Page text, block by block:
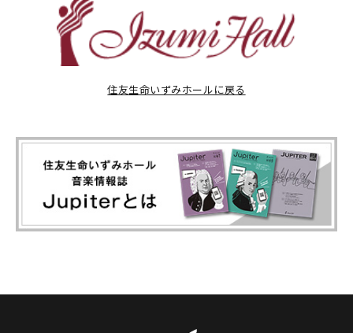
住友生命いずみホールに戻る